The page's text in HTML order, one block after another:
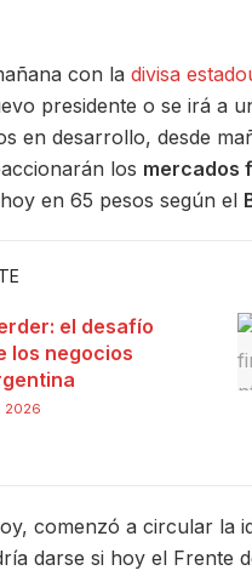
con la divisa
presidente o se irá a
en desarrollo, desde
los mercados
en 65 pesos según el
el desafío
los negocios
2026
comenzó a circular la
darse si hoy el Frente